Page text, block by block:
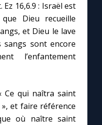
Ez 16,6.9 : Israël est
Dieu recueille
et Dieu le lave
sangs sont encore
l’enfantement
Ce qui naîtra saint
et faire référence
où naître saint